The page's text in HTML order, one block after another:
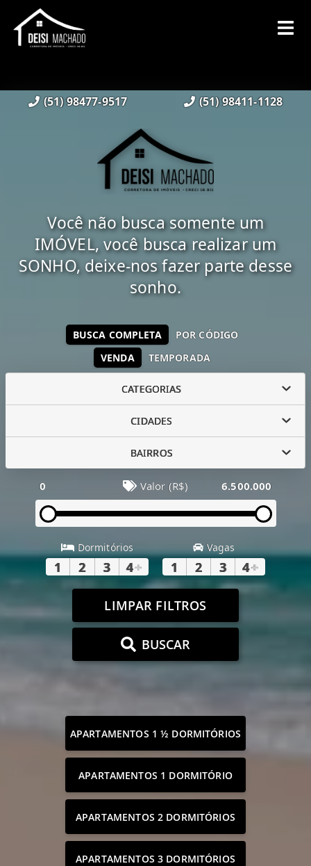
(51) 98477-9517 (51) 98411-1128
Você não busca somente um
IMÓVEL, você busca realizar um
SONHO, deixe-nos fazer parte desse
sonho.
VENDA TEMPORADA
BUSCA COMPLETA POR CÓDIGO
CATEGORIAS
CIDADES
BAIRROS
0 Valor (R$) 6.500.000
Dormitórios
1 2 3 4+
Vagas
1 2 3 4+
LIMPAR FILTROS
BUSCAR
APARTAMENTOS 1 ½ DORMITÓRIOS
APARTAMENTOS 1 DORMITÓRIO
APARTAMENTOS 2 DORMITÓRIOS
APARTAMENTOS 3 DORMITÓRIOS